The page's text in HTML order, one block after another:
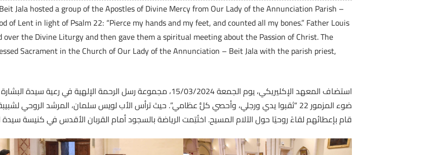
Jala hosted a group of the Apostles of Divine Mercy from Our Lady of the Annunciation Parish –
Lent in light of Psalm 22: “Pierce my hands and my feet, and counted all my bones.” Father Louis
over the Divine Liturgy and then gave them a spiritual meeting about the Passion of Christ. The
Sacrament in the Church of Our Lady of the Annunciation – Beit Jala with the parish priest,
استضاف المعهد الإكليريكي، يوم الجمعة 15/03/2024، مجموعة رسل الرحمة
ضوء المزمور 22 “ثقبوا يدي ورجلي، وأحصي كلُّ عظامي”. حيث ترأس الأب لويس سلمان، المرشد
قام بإعطائهم لقاءً روحيًا حول الآلام المسيح. اختُتِمت الرياضة بالسجود أمام القربان الأقدس في كنيسة سيدة